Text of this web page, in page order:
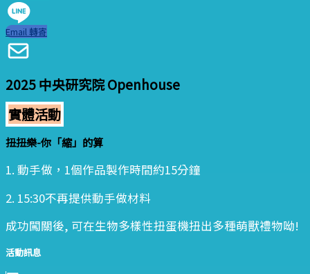
Email 轉寄
2025 中央研究院 Openhouse
實體活動
扭扭樂-你「縮」的算
1. 動手做，1個作品製作時間約15分鐘
2. 15:30不再提供動手做材料
成功闖關後, 可在生物多樣性扭蛋機扭出多種萌獸禮物呦!
活動訊息